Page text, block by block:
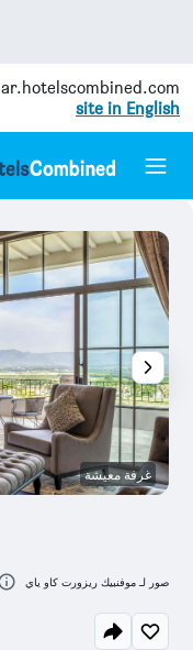
ar.hotelscombined.com
site in English
غرفة معيشة
صور لـ موفنبيك ريزورت كاو ياي